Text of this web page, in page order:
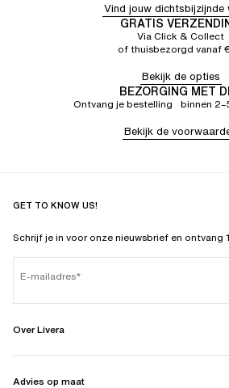
Vind jouw dichtsbijzijnde
GRATIS
Via Click & Collect
of thuisbezorgd vanaf
Bekijk de opties
BEZORGING MET
Ontvang je bestelling binnen
Bekijk de
GET TO KNOW US!
Schrijf je in voor onze nieuwsbrief en
E-mailadres
Over Livera
Advies op maat